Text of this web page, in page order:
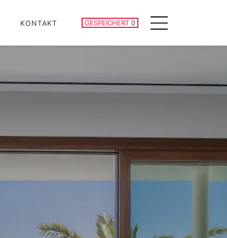
KONTAKT GESPEICHERT 0
GESPEICHERTE IMMOBILIEN
Menu